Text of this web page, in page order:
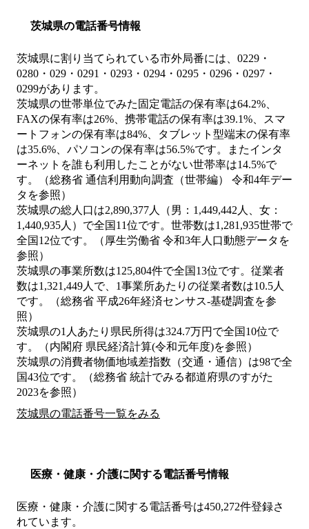
茨城県の電話番号情報
茨城県に割り当てられている市外局番には、0229・
0280・029・0291・0293・0294・0295・0296・0297・
0299があります。
茨城県の世帯単位でみた固定電話の保有率は64.2%、
FAXの保有率は26%、携帯電話の保有率は39.1%、スマ
ートフォンの保有率は84%、タブレット型端末の保有率
は35.6%、パソコンの保有率は56.5%です。またインタ
ーネットを誰も利用したことがない世帯率は14.5%で
す。（総務省 通信利用動向調査（世帯編） 令和4年デー
タを参照）
茨城県の総人口は2,890,377人（男：1,449,442人、女：
1,440,935人）で全国11位です。世帯数は1,281,935世帯で
全国12位です。（厚生労働省 令和3年人口動態データを
参照）
茨城県の事業所数は125,804件で全国13位です。従業者
数は1,321,449人で、1事業所あたりの従業者数は10.5人
です。（総務省 平成26年経済センサス‐基礎調査を参
照）
茨城県の1人あたり県民所得は324.7万円で全国10位で
す。（内閣府 県民経済計算(令和元年度)を参照）
茨城県の消費者物価地域差指数（交通・通信）は98で全
国43位です。（総務省 統計でみる都道府県のすがた
2023を参照）
茨城県の電話番号一覧をみる
医療・健康・介護に関する電話番号情報
医療・健康・介護に関する電話番号は450,272件登録さ
れています。